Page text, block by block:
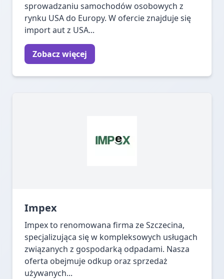
sprowadzaniu samochodów osobowych z
rynku USA do Europy. W ofercie znajduje się
import aut z USA...
Zobacz więcej
Impex
Impex to renomowana firma ze Szczecina,
specjalizująca się w kompleksowych usługach
związanych z gospodarką odpadami. Nasza
oferta obejmuje odkup oraz sprzedaż
używanych...